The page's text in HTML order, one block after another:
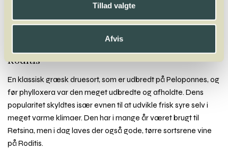
Tillad valgte
Afvis
Rabigato Raboso Refosco Regent Ribolla Gialla
Riesling
Roditis
Rondinella Rondo Rossignola Roter Veltliner
Rotgipfler
Ruen
Roditis
En klassisk græsk druesort, som er udbredt på Peloponnes, og
før phylloxera var den meget udbredte og afholdte. Dens
popularitet skyldtes især evnen til at udvikle frisk syre selv i
meget varme klimaer. Den har i mange år været brugt til
Retsina, men i dag laves der også gode, tørre sortsrene vine
på Roditis.